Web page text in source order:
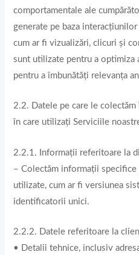
comportamentale ale
generate pe baza
cum ar fi vizualizări, clicuri și
sunt utilizate pentru a optimiza
pentru a îmbunătăți relevanța
2.2. Datele pe care le
în care utilizați Serviciile
2.2.1. Informații referitoare la
– Colectăm informații
utilizate, cum ar fi versiunea
identificatorii unici.
2.2.2. Datele referitoare la
• Detalii tehnice, inclusiv